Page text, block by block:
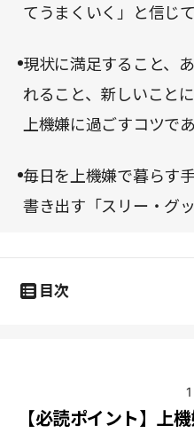
てうまくいく」と信じ
現状に満足すること、
れること、新しいこと
上機嫌に過ごすコツであ
毎日を上機嫌で暮らす
書き出す「スリー・グ
目次
1
【必読ポイント】上